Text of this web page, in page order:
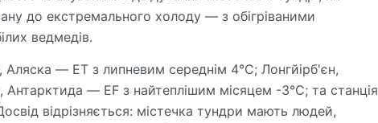
до екстремального холоду — з обігріваними
ведмедів.
Аляска — ET з липневим середнім 4°C; Лонгйірб'єн,
— EF з найтеплішим місяцем -3°C; та станція
відрізняється: містечка тундри мають людей,